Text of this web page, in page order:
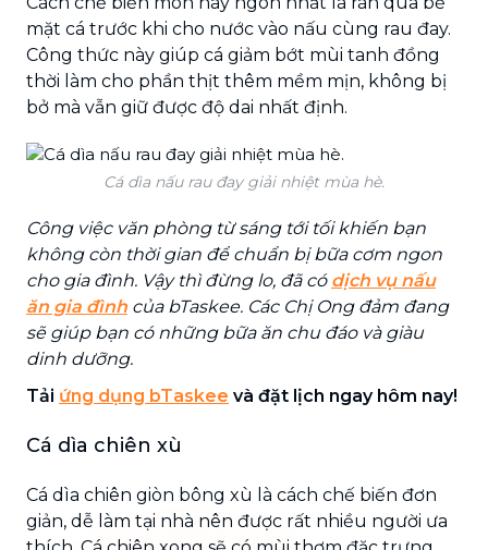
mặt cá trước khi cho nước vào nấu cùng rau đay.
Công thức này giúp cá giảm bớt mùi tanh đồng
thời làm cho phần thịt thêm mềm mịn, không bị
bở mà vẫn giữ được độ dai nhất định.
Cá dìa nấu rau đay giải nhiệt mùa hè.
Công việc văn phòng từ sáng tới tối khiến bạn
không còn thời gian để chuẩn bị bữa cơm ngon
cho gia đình. Vậy thì đừng lo, đã có dịch vụ nấu
ăn gia đình của bTaskee. Các Chị Ong đảm đang
sẽ giúp bạn có những bữa ăn chu đáo và giàu
dinh dưỡng.
Tải ứng dụng bTaskee và đặt lịch ngay hôm nay!
Cá dìa chiên xù
Cá dìa chiên giòn bông xù là cách chế biến đơn
giản, dễ làm tại nhà nên được rất nhiều người ưa